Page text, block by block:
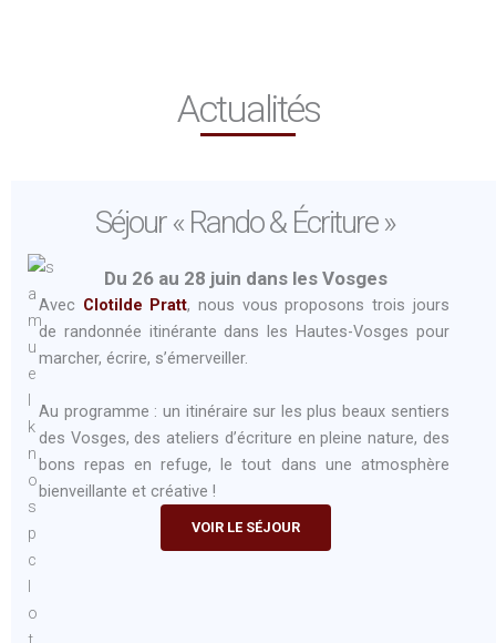
Actualités
Séjour « Rando & Écriture »
Du 26 au 28 juin dans les Vosges
Avec Clotilde Pratt, nous vous proposons trois jours
de randonnée itinérante dans les Hautes-Vosges pour
marcher, écrire, s’émerveiller.
Au programme : un itinéraire sur les plus beaux sentiers
des Vosges, des ateliers d’écriture en pleine nature, des
bons repas en refuge, le tout dans une atmosphère
bienveillante et créative !
VOIR LE SÉJOUR